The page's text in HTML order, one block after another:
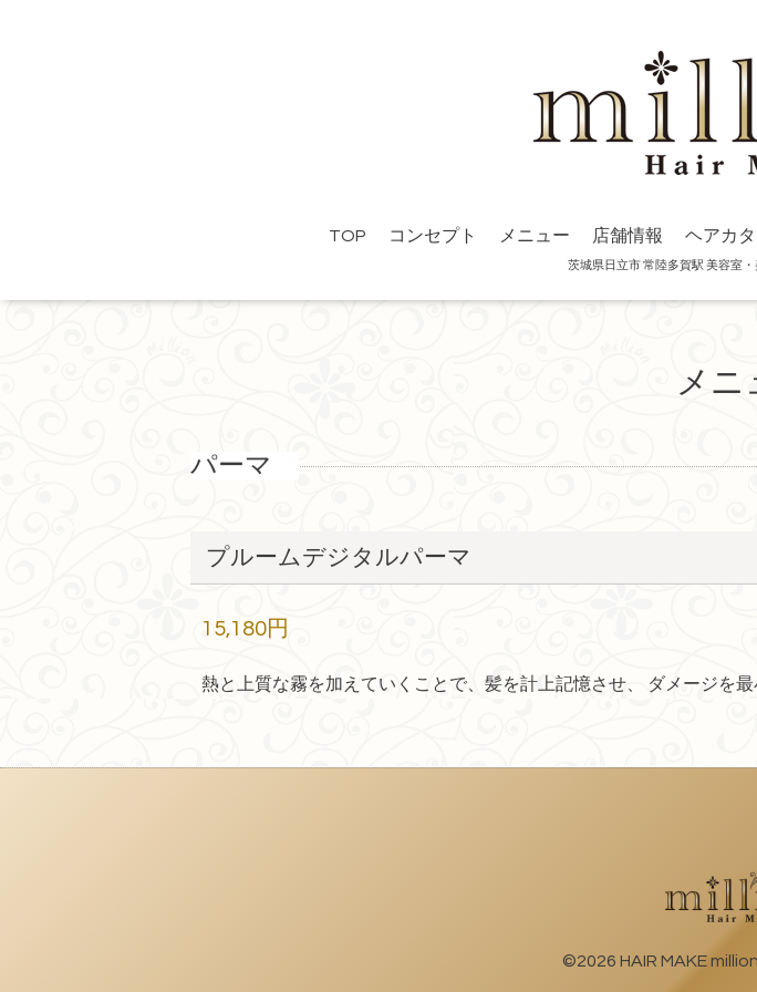
TOP コンセプト メニュー 店舗情報 ヘアカ
茨城県日立市 常陸多賀駅 美容室
メニ
パーマ
プルームデジタルパーマ
15,180円
熱と上質な霧を加えていくことで、髪を計上記憶させ、 ダメージを
©2026 HAIR MAKE million